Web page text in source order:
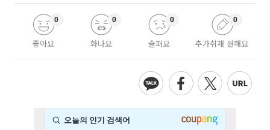
좋아요
0
화나요
0
슬퍼요
0
추가취재 원해요
0